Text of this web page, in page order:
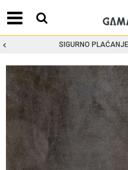
SIGURNO